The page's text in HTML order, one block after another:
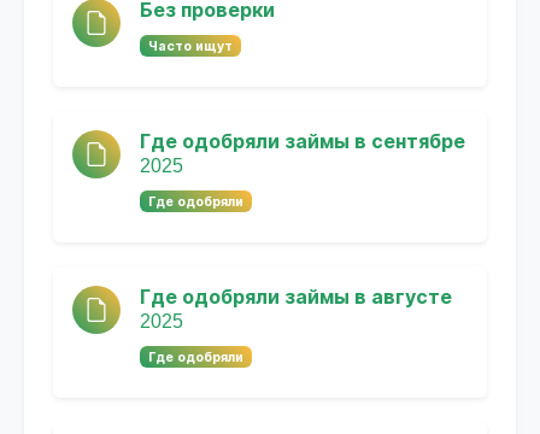
Без проверки
Часто ищут
Где одобряли займы в сентябре
2025
Где одобряли
Где одобряли займы в августе
2025
Где одобряли